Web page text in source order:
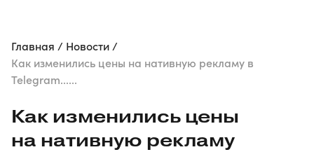
Главная
Новости
Как изменились цены на нативную рекламу в
Telegram......
Как изменились цены
на нативную рекламу